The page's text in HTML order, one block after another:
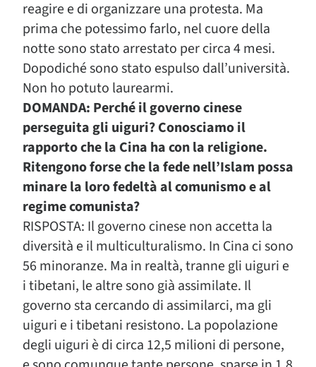
reagire e di organizzare una protesta. Ma
prima che potessimo farlo, nel cuore della
notte sono stato arrestato per circa 4 mesi.
Dopodiché sono stato espulso dall’università.
Non ho potuto laurearmi.
DOMANDA: Perché il governo cinese
perseguita gli uiguri? Conosciamo il
rapporto che la Cina ha con la religione.
Ritengono forse che la fede nell’Islam possa
minare la loro fedeltà al comunismo e al
regime comunista?
RISPOSTA: Il governo cinese non accetta la
diversità e il multiculturalismo. In Cina ci sono
56 minoranze. Ma in realtà, tranne gli uiguri e
i tibetani, le altre sono già assimilate. Il
governo sta cercando di assimilarci, ma gli
uiguri e i tibetani resistono. La popolazione
degli uiguri è di circa 12,5 milioni di persone,